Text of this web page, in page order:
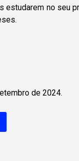
estudarem no seu
de 2024.